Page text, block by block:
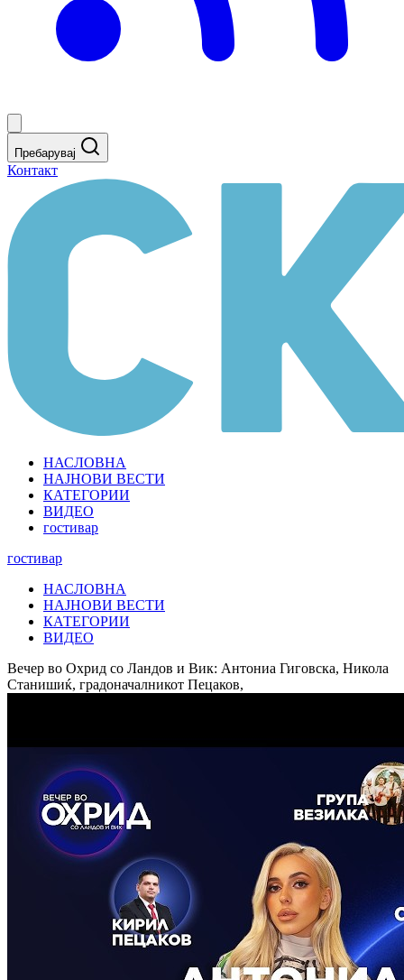
Пребарувај
Контакт
НАСЛОВНА
НАЈНОВИ ВЕСТИ
КАТЕГОРИИ
ВИДЕО
гостивар
гостивар
НАСЛОВНА
НАЈНОВИ ВЕСТИ
КАТЕГОРИИ
ВИДЕО
Вечер во Охрид со Ландов и Вик: Антониа Гиговска, Никола
Станишиќ, градоначалникот Пецаков,